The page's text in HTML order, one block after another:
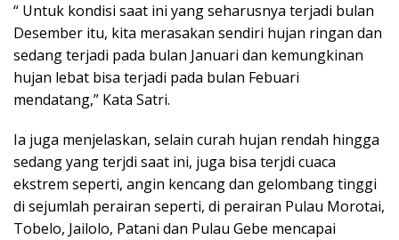
“ Untuk kondisi saat ini yang seharusnya terjadi bulan
Desember itu, kita merasakan sendiri hujan ringan dan
sedang terjadi pada bulan Januari dan kemungkinan
hujan lebat bisa terjadi pada bulan Febuari
mendatang,” Kata Satri.
Ia juga menjelaskan, selain curah hujan rendah hingga
sedang yang terjdi saat ini, juga bisa terjdi cuaca
ekstrem seperti, angin kencang dan gelombang tinggi
di sejumlah perairan seperti, di perairan Pulau Morotai,
Tobelo, Jailolo, Patani dan Pulau Gebe mencapai